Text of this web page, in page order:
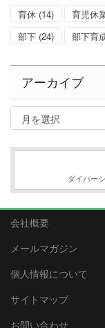
育休 (14) 育児休
部下 (24) 部下育
アーカイブ
ア
イ
ダイバー
会社概要
メールマガジン
個人情報について
サイトマップ
お問い合わせ